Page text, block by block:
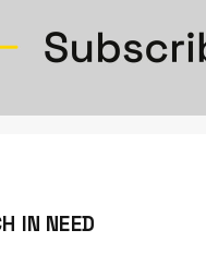
IN NEED